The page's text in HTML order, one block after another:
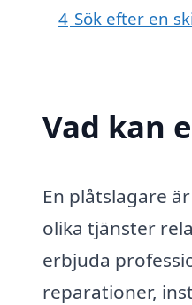
4 Sök efter en
Vad kan
En plåtslagare
olika tjänster
erbjuda
reparationer,